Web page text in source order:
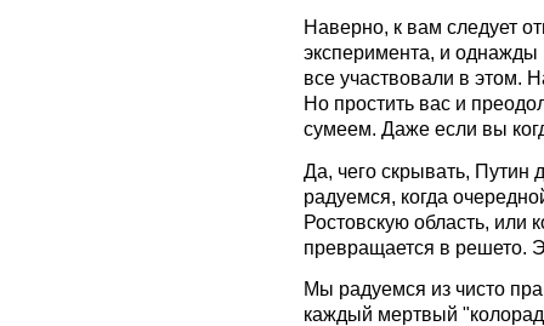
Наверно, к вам следует
эксперимента, и однажды
все участвовали в этом.
Но простить вас и
сумеем. Даже если вы
Да, чего скрывать, Путин
радуемся, когда
Ростовскую область, или
превращается в решето.
Мы радуемся из чисто
каждый мертвый